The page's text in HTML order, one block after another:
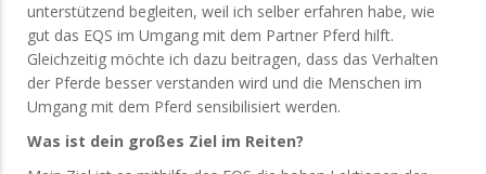
unterstützend begleiten, weil ich selber erfahren habe, wie
gut das EQS im Umgang mit dem Partner Pferd hilft.
Gleichzeitig möchte ich dazu beitragen, dass das Verhalten
der Pferde besser verstanden wird und die Menschen im
Umgang mit dem Pferd sensibilisiert werden.
Was ist dein großes Ziel im Reiten?